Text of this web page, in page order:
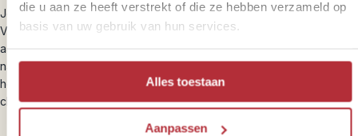
die u aan ze heeft verstrekt of die ze hebben verzameld op
basis van uw gebruik van hun services.
Alles toestaan
Aanpassen
Je gids brengt je naar de ferry voor de overtocht terug naar São
Vicente, waarna je verder reist naar Santiago per vliegtuig. Bij
aankomst op Santiago staat je gids je op te wachten en brengt je
naar het de hoofdstad van Kaapverdië: Praia. Je verblijft in een
hotel net buiten het centrum, vlakbij de stranden en hippe beach
clubs. Dit alles is op loopafstand.